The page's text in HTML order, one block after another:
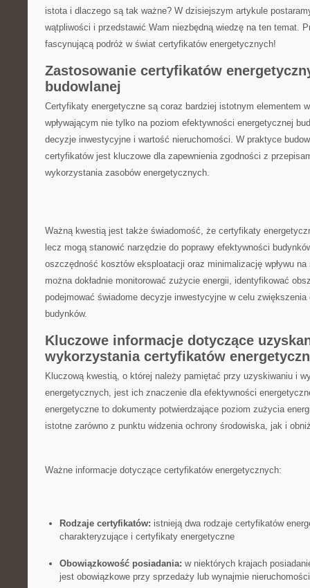
istota i dlaczego są tak ważne? W dzisiejszym ⁣artykule
wątpliwości i przedstawić Wam ‌niezbędną wiedzę na ten temat.
fascynującą podróż w świat certyfikatów energetycznych!
Zastosowanie certyfikatów
budowlanej
Certyfikaty energetyczne są coraz bardziej istotnym elementem
wpływającym nie tylko na poziom efektywności energetycznej
decyzje inwestycyjne i wartość nieruchomości. W praktyce
certyfikatów jest kluczowe dla zapewnienia zgodności ⁤z
wykorzystania zasobów energetycznych.
Ważną kwestią jest także świadomość, że certyfikaty
lecz‌ mogą stanowić narzędzie do poprawy efektywności
oszczędność kosztów eksploatacji oraz minimalizację wpływu
można dokładnie monitorować zużycie energii, identyfikować
podejmować świadome decyzje inwestycyjne w ​celu
budynków.
Kluczowe informacje dotyczące
wykorzystania certyfikatów
Kluczową ⁢kwestią, o której należy pamiętać przy uzyskiwaniu ⁣i
energetycznych, jest ich znaczenie dla efektywności
energetyczne to dokumenty potwierdzające‍ poziom zużycia
istotne zarówno z punktu widzenia ochrony środowiska, jak i
Ważne informacje dotyczące certyfikatów energetycznych:
Rodzaje ⁣certyfikatów: istnieją dwa ⁤rodzaje certyfikatów
charakteryzujące i certyfikaty energetyczne
Obowiązkowość posiadania: w niektórych krajach
jest obowiązkowe przy sprzedaży lub wynajmie nieruchomości